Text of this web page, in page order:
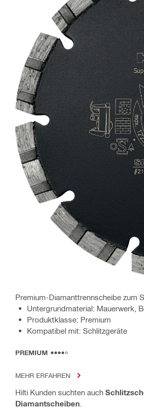
Premium-Diamanttrennscheibe zum
Untergrundmaterial: Mauerwerk,
Produktklasse: Premium
Kompatibel mit: Schlitzgeräte
PREMIUM
MEHR ERFAHREN
Hilti Kunden suchten auch
Diamantscheiben